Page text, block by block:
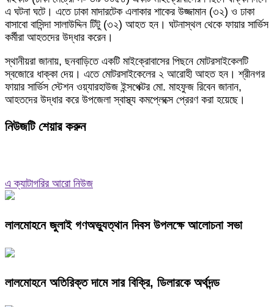
এ ঘটনা ঘটে। এতে ঢাকা মাদারটেক এলাকার শাকের উজ্জামান (৩২) ও ঢাকা
বাসাবো বাসিন্দা সালাউদ্দিন টিটু (৩২) আহত হন। ঘটনাস্থল থেকে ফায়ার সার্ভিস
কর্মীরা আহতদের উদ্ধার করেন।
স্থানীয়রা জানায়, ছনবাড়িতে একটি মাইক্রোবাসের পিছনে মোটরসাইকেলটি
স্বজোরে ধাক্কা দেয়। এতে মোটরসাইকেলের ২ আরোহী আহত হন। শ্রীনগর
ফায়ার সার্ভিস স্টেশন ওয়্যারহাউজ ইন্সপেক্টর মো. মাহফুজ রিবেন জানান,
আহতদের উদ্ধার করে উপজেলা স্বাস্থ্য কমপ্লেক্সে প্রেরণ করা হয়েছে।
নিউজটি শেয়ার করুন
এ ক্যাটাগরির আরো নিউজ
লালমোহনে জুলাই গণঅভ্যুত্থান দিবস উপলক্ষে আলোচনা সভা
লালমোহনে অতিরিক্ত দামে সার বিক্রি, ডিলারকে অর্থদন্ড